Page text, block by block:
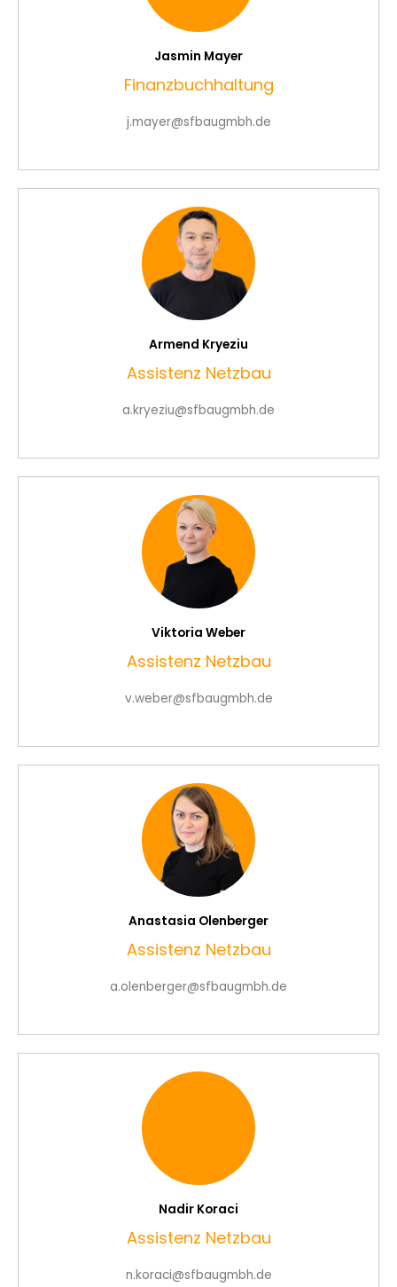
Jasmin Mayer
Finanzbuchhaltung
j.mayer@sfbaugmbh.de
Armend Kryeziu
Assistenz Netzbau
a.kryeziu@sfbaugmbh.de
Viktoria Weber
Assistenz Netzbau
v.weber@sfbaugmbh.de
Anastasia Olenberger
Assistenz Netzbau
a.olenberger@sfbaugmbh.de
Nadir Koraci
Assistenz Netzbau
n.koraci@sfbaugmbh.de